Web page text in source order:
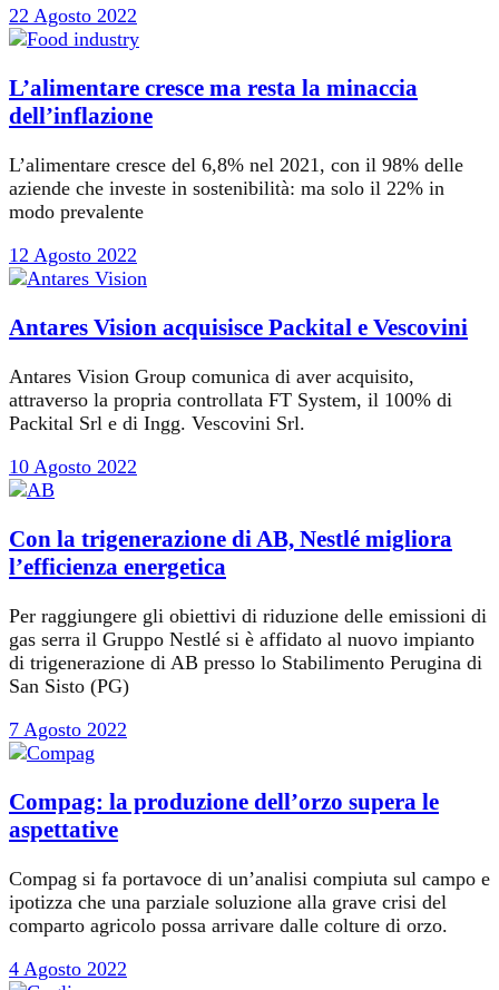
22 Agosto 2022
L’alimentare cresce ma resta la minaccia
dell’inflazione
L’alimentare cresce del 6,8% nel 2021, con il 98% delle
aziende che investe in sostenibilità: ma solo il 22% in
modo prevalente
12 Agosto 2022
Antares Vision acquisisce Packital e Vescovini
Antares Vision Group comunica di aver acquisito,
attraverso la propria controllata FT System, il 100% di
Packital Srl e di Ingg. Vescovini Srl.
10 Agosto 2022
Con la trigenerazione di AB, Nestlé migliora
l’efficienza energetica
Per raggiungere gli obiettivi di riduzione delle emissioni di
gas serra il Gruppo Nestlé si è affidato al nuovo impianto
di trigenerazione di AB presso lo Stabilimento Perugina di
San Sisto (PG)
7 Agosto 2022
Compag: la produzione dell’orzo supera le
aspettative
Compag si fa portavoce di un’analisi compiuta sul campo e
ipotizza che una parziale soluzione alla grave crisi del
comparto agricolo possa arrivare dalle colture di orzo.
4 Agosto 2022